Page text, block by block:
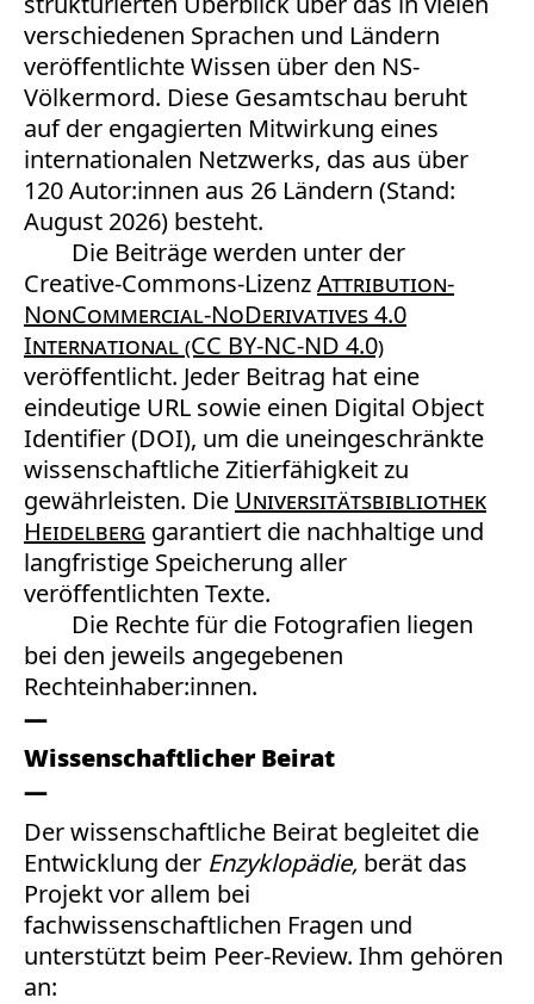
verschiedenen Sprachen und Ländern
veröffentlichte Wissen über den NS-
Völkermord. Diese Gesamtschau beruht
auf der engagierten Mitwirkung eines
internationalen Netzwerks, das aus über
120 Autor:innen aus 26 Ländern (Stand:
August 2026) besteht.
Die Beiträge werden unter der
Creative-Commons-LizenzAttribution-
NonCommercial-NoDerivatives 4.0
International (CC BY-NC-ND 4.0)
veröffentlicht. Jeder Beitrag hat eine
eindeutige URL sowie einen Digital Object
Identifier (DOI), um die uneingeschränkte
wissenschaftliche Zitierfähigkeit zu
gewährleisten. Die Universitätsbibliothek
Heidelberg garantiert die nachhaltige und
langfristige Speicherung aller
veröffentlichten Texte.
Die Rechte für die Fotografien liegen
bei den jeweils angegebenen
Rechteinhaber:innen.
Wissenschaftlicher Beirat
Der wissenschaftliche Beirat begleitet die
Entwicklung der Enzyklopädie, berät das
Projekt vor allem bei
fachwissenschaftlichen Fragen und
unterstützt beim Peer-Review. Ihm gehören
an: